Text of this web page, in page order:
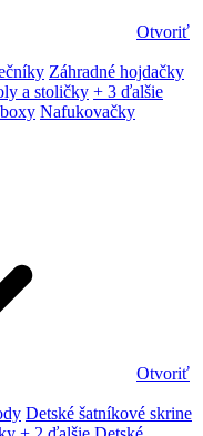
Otvoriť
Záhradné hojdačky
a stoličky + 3 ďalšie
Nafukovačky
Otvoriť
Detské šatníkové skrine